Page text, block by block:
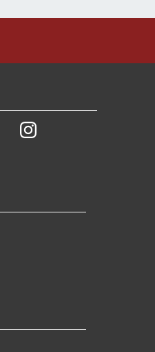
YoutubeInstagram